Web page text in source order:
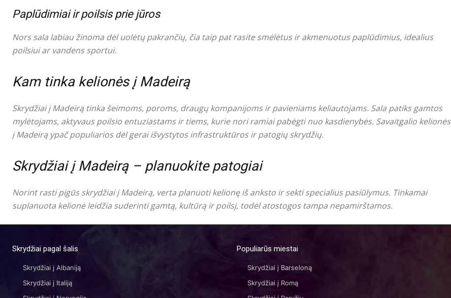
Paplūdimiai ir poilsis prie jūros
Nors sala labiau žinoma dėl uolėtų pakrančių, čia taip pat rasite smėlėtus ir akmenuotus paplūdimius, idealius
poilsiui ar vandens sportui.
Kam tinka kelionės į Madeirą
Skrydžiai į Madeirą tinka šeimoms, poroms, draugų kompanijoms ir pavieniams keliautojams. Sala patiks gamtos
mylėtojams, aktyvaus poilsio entuziastams ir tiems, kurie nori ramiai pabėgti nuo kasdienybės. Savaitgalio kelionės
į Madeirą ypač populiarios dėl gerai išvystytos infrastruktūros ir patogių skrydžių.
Skrydžiai į Madeirą – planuokite patogiai
Norint rasti pigūs skrydžiai į Madeirą, verta planuoti kelionę iš anksto ir sekti specialius pasiūlymus. Tinkamai
suplanuota kelionė leidžia suderinti gamtą, kultūrą ir poilsį, todėl atostogos tampa nepamirštamos.
Skrydžiai pagal šalis
Skrydžiai į Albaniją
Skrydžiai į Italiją
Populiarūs miestai
Skrydžiai į Barseloną
Skrydžiai į Romą